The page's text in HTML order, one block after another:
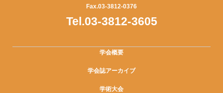
Fax.03-3812-0376
Tel.03-3812-3605
学会概要
学会誌アーカイブ
学術大会